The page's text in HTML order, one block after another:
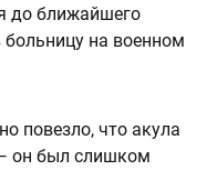
до ближайшего
больницу на военном
повезло, что акула
он был слишком